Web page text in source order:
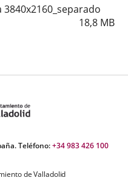
3840x2160_separado
18,8 MB
Teléfono:+34 983 426 100
de Valladolid